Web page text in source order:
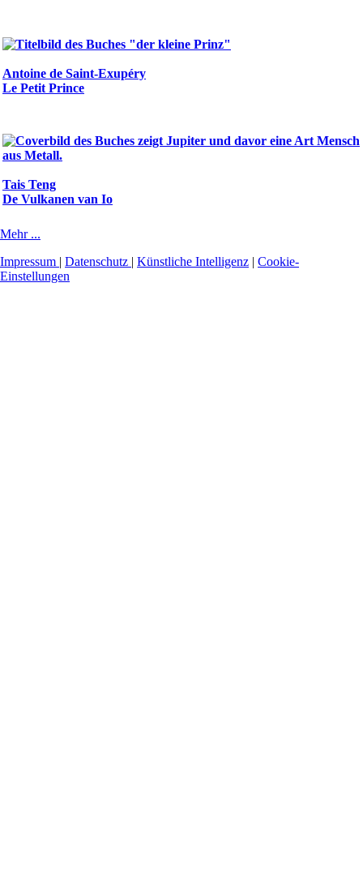
Antoine de Saint-Exupéry
Le Petit Prince
Tais Teng
De Vulkanen van Io
Mehr ...
Impressum | Datenschutz | Künstliche Intelligenz | Cookie-
Einstellungen